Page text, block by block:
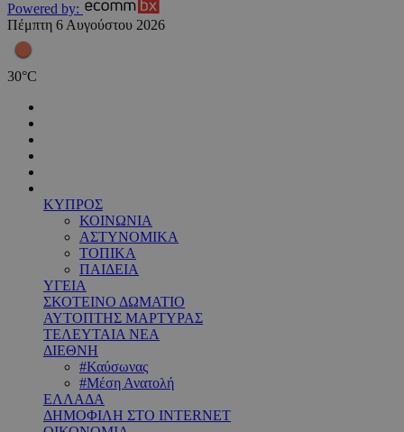
Powered by:
Πέμπτη 6 Αυγούστου 2026
30°C
ΚΥΠΡΟΣ
ΚΟΙΝΩΝΙΑ
ΑΣΤΥΝΟΜΙΚΑ
ΤΟΠΙΚΑ
ΠΑΙΔΕΙΑ
ΥΓΕΙΑ
ΣΚΟΤΕΙΝΟ ΔΩΜΑΤΙΟ
ΑΥΤΟΠΤΗΣ ΜΑΡΤΥΡΑΣ
ΤΕΛΕΥΤΑΙΑ ΝΕΑ
ΔΙΕΘΝΗ
#Καύσωνας
#Μέση Ανατολή
ΕΛΛΑΔΑ
ΔΗΜΟΦΙΛΗ ΣΤΟ INTERNET